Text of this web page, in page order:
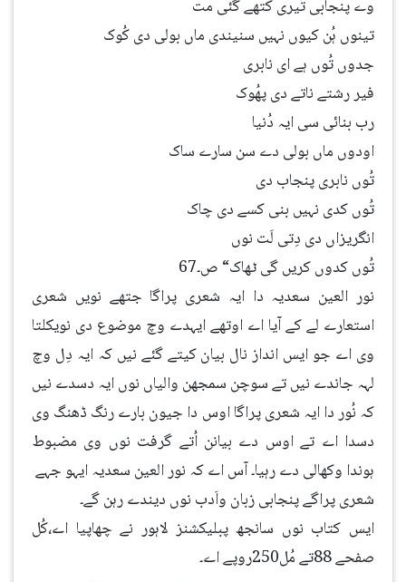
وے پنجابی تیری کتھے گئی مت
تینوں ہُن کیوں نہیں سنیندی ماں بولی دی کُوک
جدوں تُوں ہے ای نابری
فیر رشتے ناتے دی پھُوک
رب بنائی سی ایہ دُنیا
اودوں ماں بولی دے سن سارے ساک
تُوں نابری پنجاب دی
تُوں کدی نہیں بنی کسے دی چاک
انگریزاں دی دِتی لَت نوں
تُوں کدوں کریں گی ٹھاک“ ص۔67
نور العین سعدیہ دا ایہ شعری پراگا جتھے نویں شعری
استعارے لے کے آیا اے اوتھے ایہدے وچ موضوع دی نویکلتا
وی اے جو ایس انداز نال بیان کیتے گئے نیں کہ ایہ دِل وچ
لہہ جاندے نیں تے سوچن سمجھن والیاں نوں ایہ دسدے نیں
کہ نُور دا ایہ شعری پراگا اوس دا جیون بارے رنگ ڈھنگ وی
دسدا اے تے اوس دے بیانن اُتے گرفت نوں وی مضبوط
ہوندا وکھالی دے رہیا۔ آس اے کہ نور العین سعدیہ ایہو جہے
شعری پراگے پنجابی زبان واَدب نوں دیندے رہن گے۔
ایس کتاب نوں سانجھ پبلیکشنز لاہور نے چھاپیا اے،کُل
صفحے 88تے مُل250روپے اے۔